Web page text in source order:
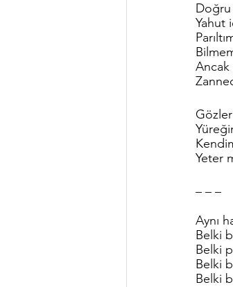
Doğru
Yahut
Ancak
Yeter
Aynı
Belki
Belki
Belki
Belki